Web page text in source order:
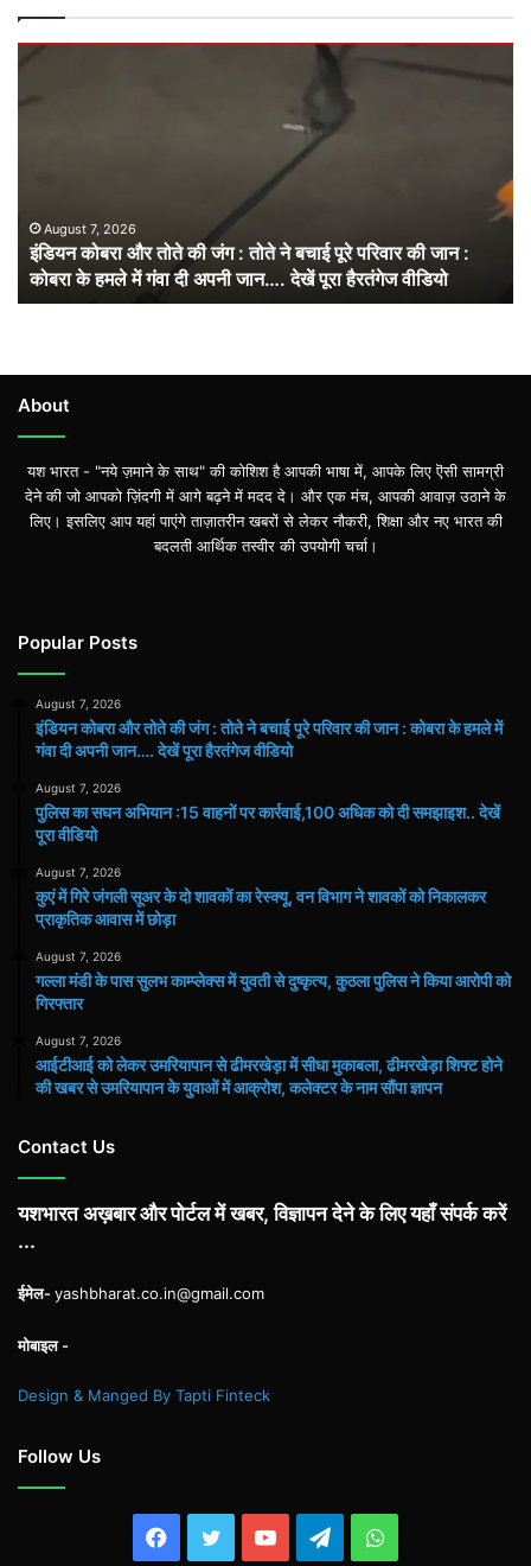
इंडियन
और
तोते
बचाई
पूरे
जान
:
हमले
गंवा
पूरा
हैरतंगेज
वीडियो
August 7, 2026
इंडियन कोबरा और तोते की जंग : तोते ने बचाई पूरे परिवार की जान :
कोबरा के हमले में गंवा दी अपनी जान…. देखें पूरा हैरतंगेज वीडियो
About
यश भारत - "नये ज़माने के साथ" की कोशिश है आपकी भाषा में, आपके लिए ऎसी सामग्री
देने की जो आपको ज़िंदगी में आगे बढ़ने में मदद दे। और एक मंच, आपकी आवाज़ उठाने के
लिए। इसलिए आप यहां पाएंगे ताज़ातरीन खबरों से लेकर नौकरी, शिक्षा और नए भारत की
बदलती आर्थिक तस्वीर की उपयोगी चर्चा।
Popular Posts
August 7, 2026
इंडियन कोबरा और तोते की जंग : तोते ने बचाई पूरे परिवार की जान : कोबरा के हमले में
गंवा दी अपनी जान…. देखें पूरा हैरतंगेज वीडियो
August 7, 2026
पुलिस का सघन अभियान :15 वाहनों पर कार्रवाई,100 अधिक को दी समझाइश.. देखें
पूरा वीडियो
August 7, 2026
कुएं में गिरे जंगली सूअर के दो शावकों का रेस्क्यू, वन विभाग ने शावकों को निकालकर
प्राकृतिक आवास में छोड़ा
August 7, 2026
गल्ला मंडी के पास सुलभ काम्प्लेक्स में युवती से दुष्कृत्य, कुठला पुलिस ने किया आरोपी को
गिरफ्तार
August 7, 2026
आईटीआई को लेकर उमरियापान से ढीमरखेड़ा में सीधा मुकाबला, ढीमरखेड़ा शिफ्ट होने
की खबर से उमरियापान के युवाओं में आक्रोश, कलेक्टर के नाम सौंपा ज्ञापन
Contact Us
यशभारत अख़बार और पोर्टल में खबर, विज्ञापन देने के लिए यहाँ संपर्क करें
...
ईमेल-yashbharat.co.in@gmail.com
मोबाइल -
Design & Manged By Tapti Finteck
Follow Us
Facebook
TwitterYouTubeTelegramWhatsApp